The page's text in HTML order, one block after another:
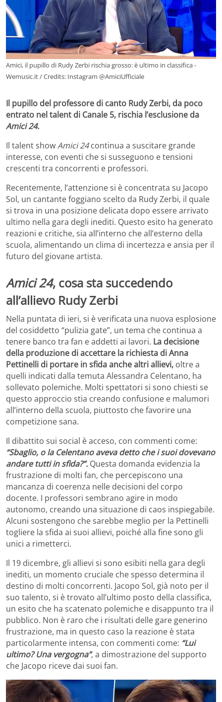
Amici, il pupillo di Rudy Zerbi rischia grosso: è ultimo in classifica -
Wemusic.it / Credits: Instagram @AmiciUfficiale
Il pupillo del professore di canto Rudy Zerbi, da poco
entrato nel talent di Canale 5, rischia l’esclusione da
Amici 24.
Il talent showAmici 24continua a suscitare grande
interesse, con eventi che si susseguono e tensioni
crescenti tra concorrenti e professori.
Recentemente, l’attenzione si è concentrata su Jacopo
Sol, un cantante foggiano scelto da Rudy Zerbi, il quale
si trova in una posizione delicata dopo essere arrivato
ultimo nella gara degli inediti. Questo esito ha generato
reazioni e critiche, sia all’interno che all’esterno della
scuola, alimentando un clima di incertezza e ansia per il
futuro del giovane artista.
Amici 24, cosa sta succedendo
all’allievo Rudy Zerbi
Nella puntata di ieri, si è verificata una nuova esplosione
del cosiddetto “pulizia gate”, un tema che continua a
tenere banco tra fan e addetti ai lavori. La decisione
della produzione di accettare la richiesta di Anna
Pettinelli di portare in sfida anche altri allievi, oltre a
quelli indicati dalla temuta Alessandra Celentano, ha
sollevato polemiche. Molti spettatori si sono chiesti se
questo approccio stia creando confusione e malumori
all’interno della scuola, piuttosto che favorire una
competizione sana.
Il dibattito sui social è acceso, con commenti come:
“Sbaglio, o la Celentano aveva detto che i suoi dovevano
andare tutti in sfida?”. Questa domanda evidenzia la
frustrazione di molti fan, che percepiscono una
mancanza di coerenza nelle decisioni del corpo
docente. I professori sembrano agire in modo
autonomo, creando una situazione di caos inspiegabile.
Alcuni sostengono che sarebbe meglio per la Pettinelli
togliere la sfida ai suoi allievi, poiché alla fine sono gli
unici a rimetterci.
Il 19 dicembre, gli allievi si sono esibiti nella gara degli
inediti, un momento cruciale che spesso determina il
destino di molti concorrenti. Jacopo Sol, già noto per il
suo talento, si è trovato all’ultimo posto della classifica,
un esito che ha scatenato polemiche e disappunto tra il
pubblico. Non è raro che i risultati delle gare generino
frustrazione, ma in questo caso la reazione è stata
particolarmente intensa, con commenti come: “Lui
ultimo? Una vergogna”, a dimostrazione del supporto
che Jacopo riceve dai suoi fan.